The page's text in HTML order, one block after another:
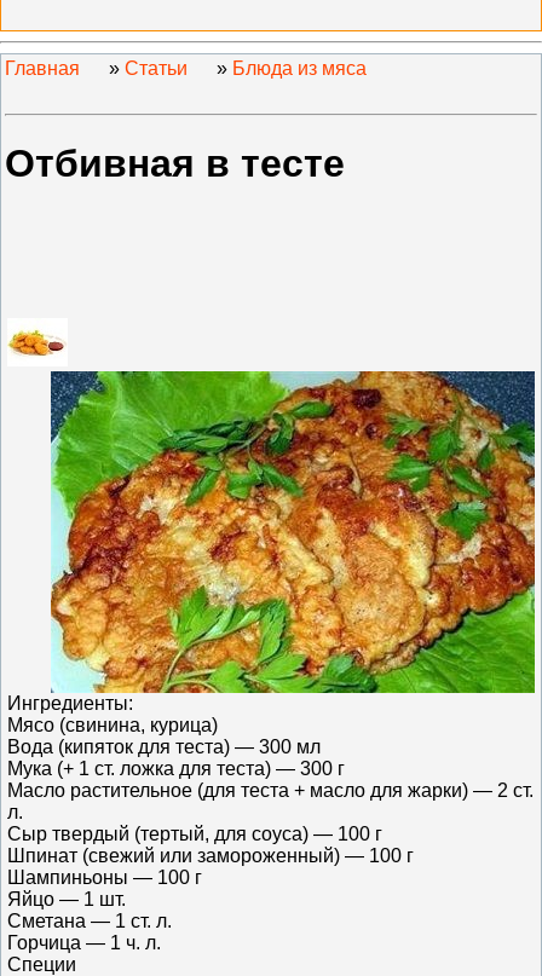
Главная » Статьи » Блюда из мяса
Отбивная в тесте
Ингредиенты:
Мясо (свинина, курица)
Вода (кипяток для теста) — 300 мл
Мука (+ 1 ст. ложка для теста) — 300 г
Масло растительное (для теста + масло для жарки) — 2 ст.
л.
Сыр твердый (тертый, для соуса) — 100 г
Шпинат (свежий или замороженный) — 100 г
Шампиньоны — 100 г
Яйцо — 1 шт.
Сметана — 1 ст. л.
Горчица — 1 ч. л.
Специи